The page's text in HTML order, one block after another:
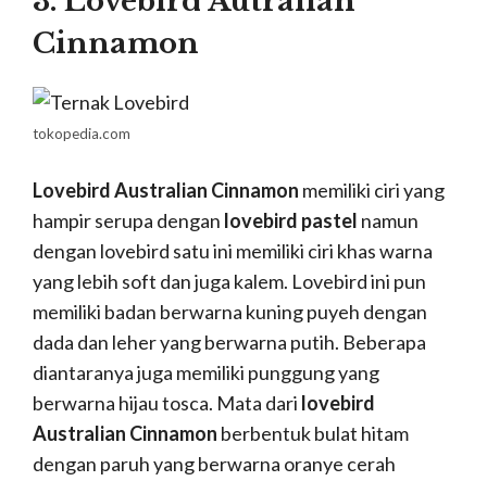
Cinnamon
tokopedia.com
Lovebird Australian Cinnamon memiliki ciri yang
hampir serupa dengan lovebird pastel namun
dengan lovebird satu ini memiliki ciri khas warna
yang lebih soft dan juga kalem. Lovebird ini pun
memiliki badan berwarna kuning puyeh dengan
dada dan leher yang berwarna putih. Beberapa
diantaranya juga memiliki punggung yang
berwarna hijau tosca. Mata dari lovebird
Australian Cinnamon berbentuk bulat hitam
dengan paruh yang berwarna oranye cerah